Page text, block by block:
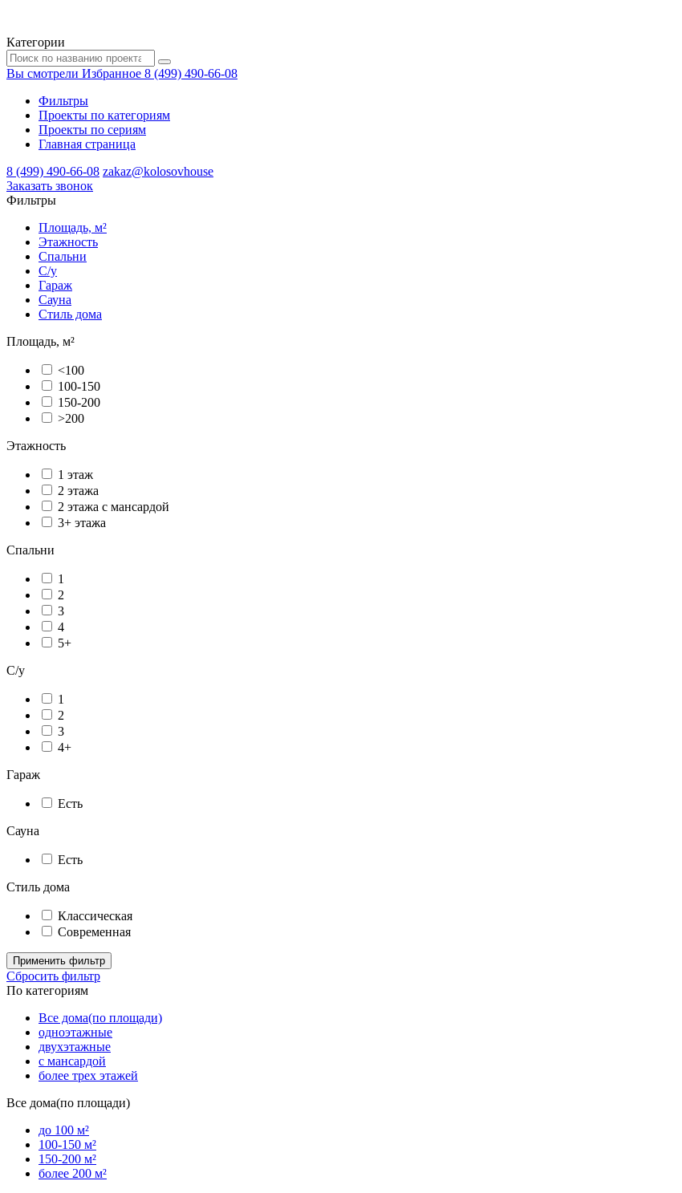
Категории
Вы смотрели Избранное 8 (499) 490-66-08
Фильтры
Проекты по категориям
Проекты по сериям
Главная страница
8 (499) 490-66-08 zakaz@kolosovhouse
3аказать звонок
Фильтры
Площадь, м²
Этажность
Спальни
С/у
Гараж
Сауна
Стиль дома
Площадь, м²
<100
100-150
150-200
>200
Этажность
1 этаж
2 этажа
2 этажа с мансардой
3+ этажа
Спальни
1
2
3
4
5+
С/у
1
2
3
4+
Гараж
Есть
Сауна
Есть
Стиль дома
Классическая
Современная
Применить фильтр
Сбросить фильтр
По категориям
Все дома(по площади)
одноэтажные
двухэтажные
с мансардой
более трех этажей
Все дома(по площади)
до 100 м²
100-150 м²
150-200 м²
более 200 м²